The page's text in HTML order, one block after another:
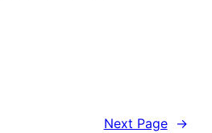
Next Page →